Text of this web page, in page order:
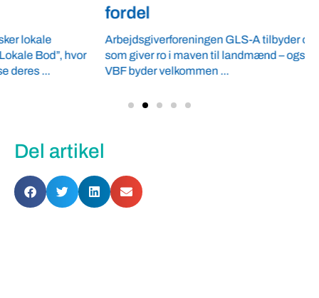
Arbejdsgiverforeningen GLS-A tilbyder ordnede forhold,
som giver ro i maven til landmænd – også i usikre tider.
VBF byder velkommen ...
Del artikel